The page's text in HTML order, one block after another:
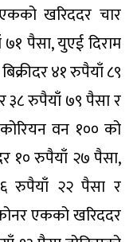
खरिददर चार
पैसा, युएई दिराम
४१ रुपैयाँ ८९
३८ रुपैयाँ ७९ पैसा र
वन १०० को
१० रुपैयाँ २७ पैसा,
रुपैयाँ २२ पैसा र
एकको खरिददर